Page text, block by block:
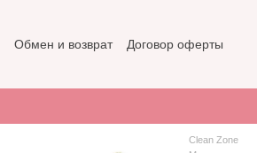
Обмен и возврат
Договор оферты
Clean Zone